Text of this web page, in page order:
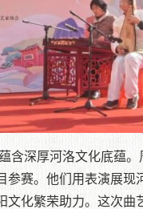
含深厚河洛文化底蕴
参赛。他们用表演展
文化繁荣助力。这次